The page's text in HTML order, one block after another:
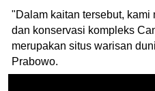
"Dalam kaitan tersebut, kami
dan konservasi kompleks
merupakan situs warisan
Prabowo.